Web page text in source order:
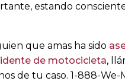
estando
que amas ha sido
de motocicleta,
de tu caso. 1-888-We-